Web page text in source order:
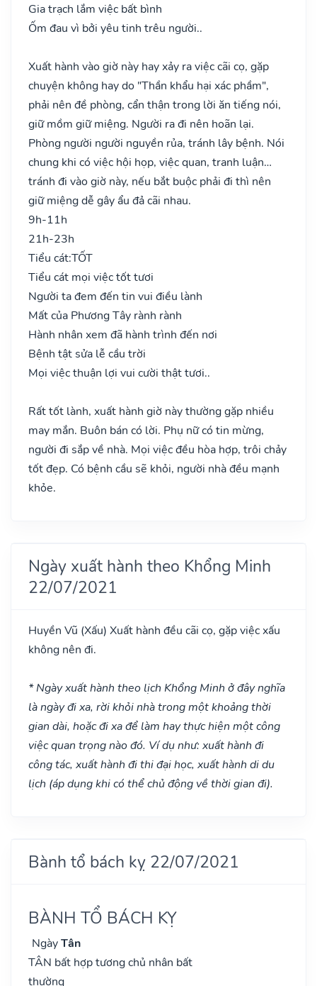
Gia trạch lắm việc bất bình
Ốm đau vì bởi yêu tinh trêu người..
Xuất hành vào giờ này hay xảy ra việc cãi cọ, gặp
chuyện không hay do "Thần khẩu hại xác phầm",
phải nên đề phòng, cẩn thận trong lời ăn tiếng nói,
giữ mồm giữ miệng. Người ra đi nên hoãn lại.
Phòng người người nguyền rủa, tránh lây bệnh. Nói
chung khi có việc hội họp, việc quan, tranh luận…
tránh đi vào giờ này, nếu bắt buộc phải đi thì nên
giữ miệng dễ gây ẩu đả cãi nhau.
9h-11h
21h-23h
Tiểu cát:TỐT
Tiểu cát mọi việc tốt tươi
Người ta đem đến tin vui điều lành
Mất của Phương Tây rành rành
Hành nhân xem đã hành trình đến nơi
Bệnh tật sửa lễ cầu trời
Mọi việc thuận lợi vui cười thật tươi..
Rất tốt lành, xuất hành giờ này thường gặp nhiều
may mắn. Buôn bán có lời. Phụ nữ có tin mừng,
người đi sắp về nhà. Mọi việc đều hòa hợp, trôi chảy
tốt đẹp. Có bệnh cầu sẽ khỏi, người nhà đều mạnh
khỏe.
Ngày xuất hành theo Khổng Minh
22/07/2021
Huyền Vũ (Xấu) Xuất hành đều cãi cọ, gặp việc xấu
không nên đi.
* Ngày xuất hành theo lịch Khổng Minh ở đây nghĩa
là ngày đi xa, rời khỏi nhà trong một khoảng thời
gian dài, hoặc đi xa để làm hay thực hiện một công
việc quan trọng nào đó. Ví dụ như: xuất hành đi
công tác, xuất hành đi thi đại học, xuất hành di du
lịch (áp dụng khi có thể chủ động về thời gian đi).
Bành tổ bách kỵ 22/07/2021
BÀNH TỔ BÁCH KỴ
NgàyTân
TÂN bất hợp tương chủ nhân bất
thường